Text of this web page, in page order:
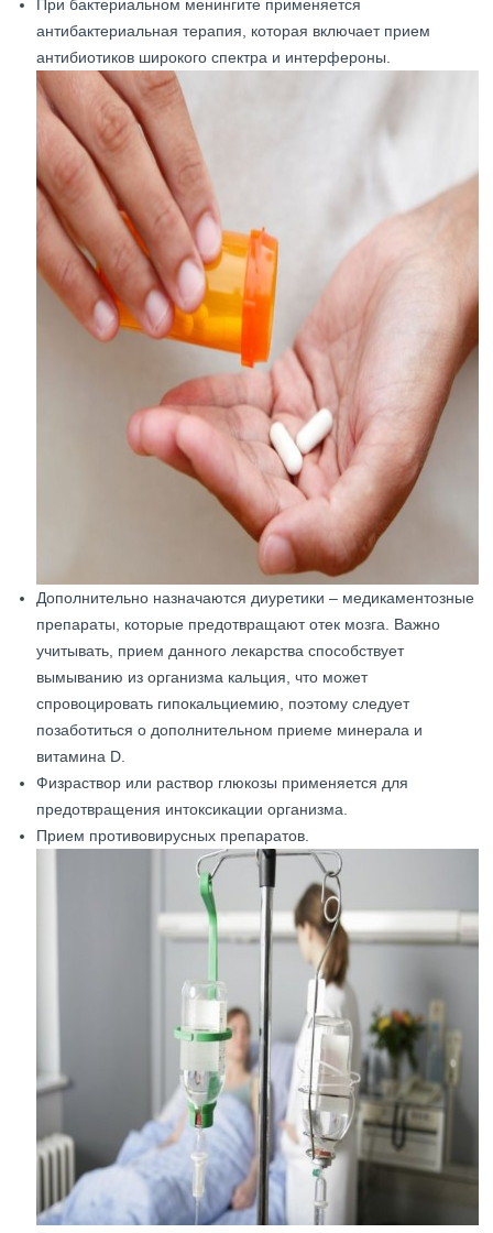
При бактериальном менингите применяется
антибактериальная терапия, которая включает прием
антибиотиков широкого спектра и интерфероны.
Дополнительно назначаются диуретики – медикаментозные
препараты, которые предотвращают отек мозга. Важно
учитывать, прием данного лекарства способствует
вымыванию из организма кальция, что может
спровоцировать гипокальциемию, поэтому следует
позаботиться о дополнительном приеме минерала и
витамина D.
Физраствор или раствор глюкозы применяется для
предотвращения интоксикации организма.
Прием противовирусных препаратов.